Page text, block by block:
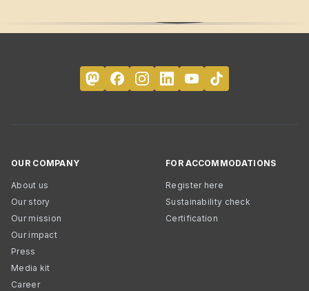
OUR COMPANY
About us
Our story
Our mission
Our impact
Press
Media kit
Career
FOR ACCOMMODATIONS
Register here
Sustainability check
Certification